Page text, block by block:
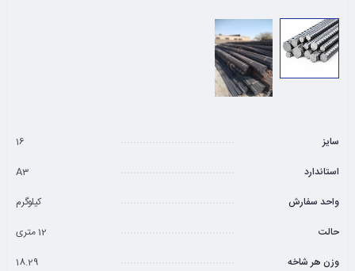
سایز
16
استاندارد
A3
واحد سفارش
کیلوگرم
حالت
12 متری
وزن هر شاخه
18.29